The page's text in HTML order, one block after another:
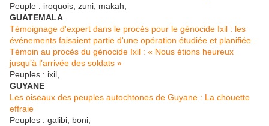
Peuple : iroquois, zuni, makah,
GUATEMALA
Témoignage d'expert dans le procès pour le génocide Ixil : les
événements faisaient partie d'une opération étudiée et planifiée
Témoin au procès du génocide Ixil : « Nous étions heureux
jusqu’à l’arrivée des soldats »
Peuples : ixil,
GUYANE
Les oiseaux des peuples autochtones de Guyane : La chouette
effraie
Peuples : galibi, boni,